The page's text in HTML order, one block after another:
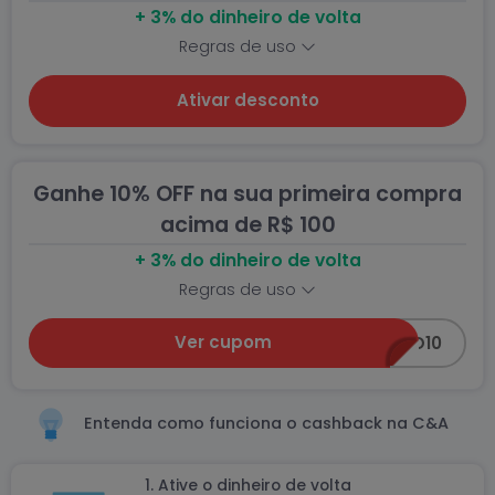
+ 3% do dinheiro de volta
Regras de uso
Ativar desconto
Ganhe 10% OFF na sua primeira compra
acima de R$ 100
+ 3% do dinheiro de volta
Regras de uso
Ver cupom BEMVINDO10
Entenda como funciona o cashback na C&A
1. Ative o dinheiro de volta